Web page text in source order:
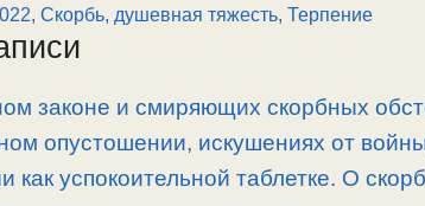
, Скорбь, душевная тяжесть, Терпение
законе и смиряющих скорбных
опустошении, искушениях от
как успокоительной таблетке. О